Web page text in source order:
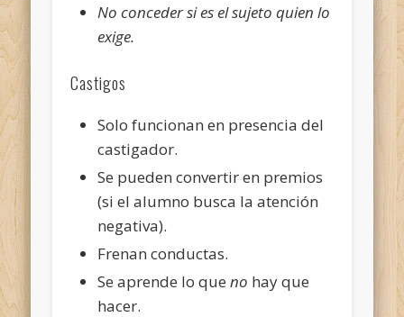
No conceder si es el sujeto quien lo
exige.
Castigos
Solo funcionan en presencia del
castigador.
Se pueden convertir en premios
(si el alumno busca la atención
negativa).
Frenan conductas.
Se aprende lo queno hay que
hacer.